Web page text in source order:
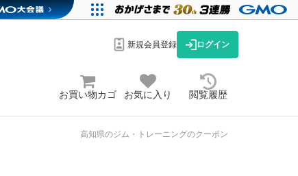
新規会員登録 ログイン
お買い物カゴ お気に入り 閲覧履歴
高知県のジム・トレーニングのクーポン